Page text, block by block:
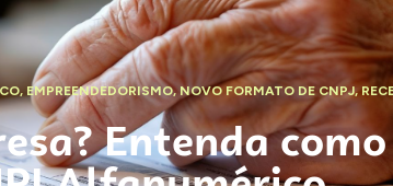
, EMPREENDEDORISMO,NOVO FORMATO DE CNPJ,
Entenda como